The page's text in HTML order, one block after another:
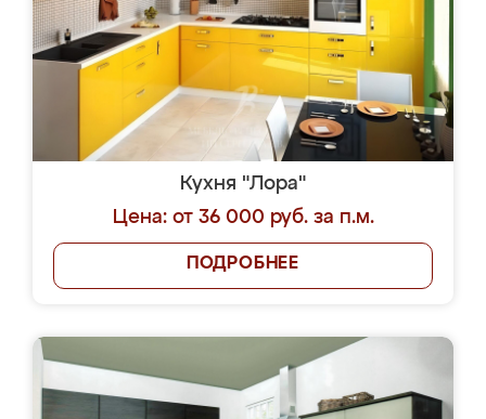
Кухня "Лора"
Цена: от 36 000 руб. за п.м.
ПОДРОБНЕЕ